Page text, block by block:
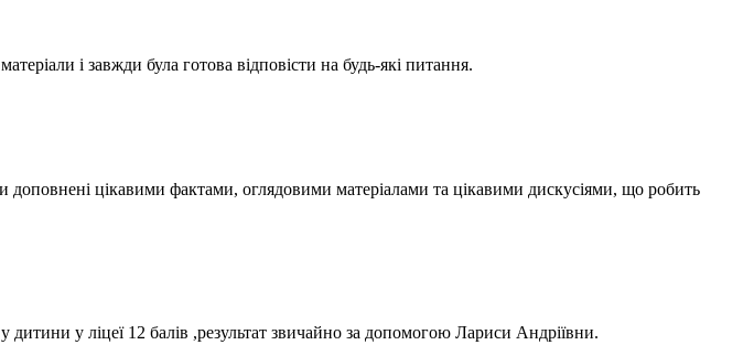
і завжди була готова відповісти на будь-які питання.
доповнені цікавими фактами, оглядовими матеріалами та цікавими дискусіями, що робить
у ліцеї 12 балів ,результат звичайно за допомогою Лариси Андріївни.